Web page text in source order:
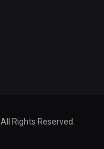
. All Rights Reserved.